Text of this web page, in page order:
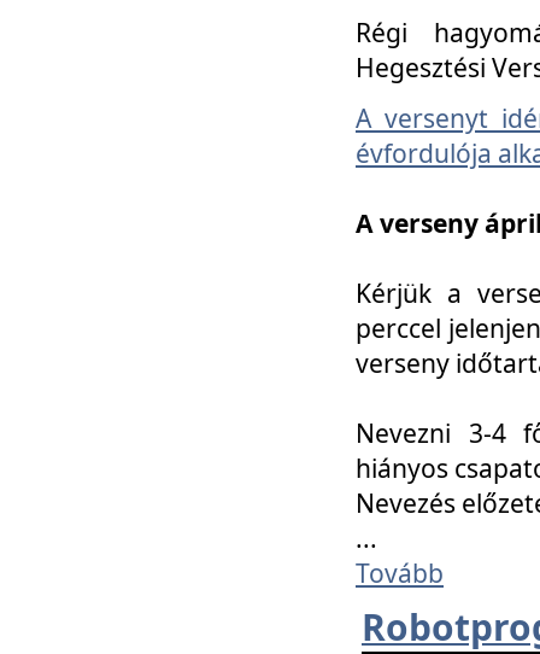
Régi
Hegesztési
A versenyt
évfordulója
A verseny
Kérjük a
perccel
verseny
Nevezni 3-4
hiányos
Nevezés
...
Tovább